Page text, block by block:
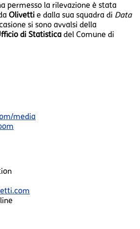
permesso la rilevazione è stata
Olivetti e dalla sua squadra di Data
si sono avvalsi della
di Statistica del Comune di
media